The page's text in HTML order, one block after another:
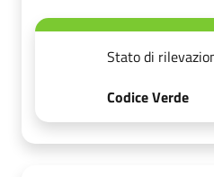
Stato di
Codice Verde